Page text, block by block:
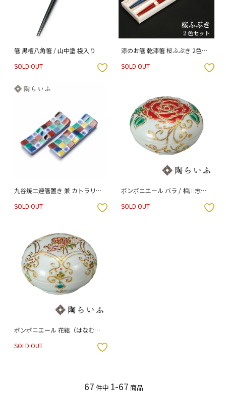
箸 黒檀八角箸 / 山中塗 袋入り
SOLD OUT
漆のお箸 乾漆箸 桜ふぶき 2色セ
店 化粧箱入り
SOLD OUT
お気に入りボタン
九谷焼二連箸置き 兼 カトラリー
ペア 専用（化粧箱入り）
SOLD OUT
ボンボニエール バラ / 相川志保
SOLD OUT
お気に入りボタン
ボンボニエール 花結（はなむす
SOLD OUT
67 件中 1-67 商品